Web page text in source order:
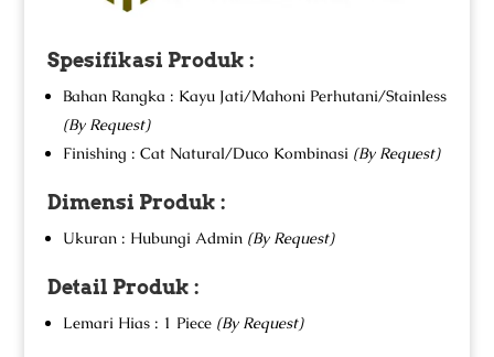
Spesifikasi Produk :
Bahan Rangka : Kayu Jati/Mahoni Perhutani/Stainless
(By Request)
Finishing : Cat Natural/Duco Kombinasi (By Request)
Dimensi Produk :
Ukuran : Hubungi Admin (By Request)
Detail Produk :
Lemari Hias : 1 Piece (By Request)